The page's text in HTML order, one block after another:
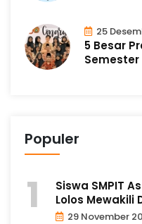
25
5 Besar
Semester
Populer
Siswa SMPIT
Lolos Mewakili
29 November